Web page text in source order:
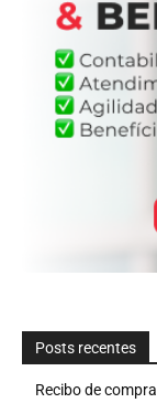
Posts recentes
Recibo de